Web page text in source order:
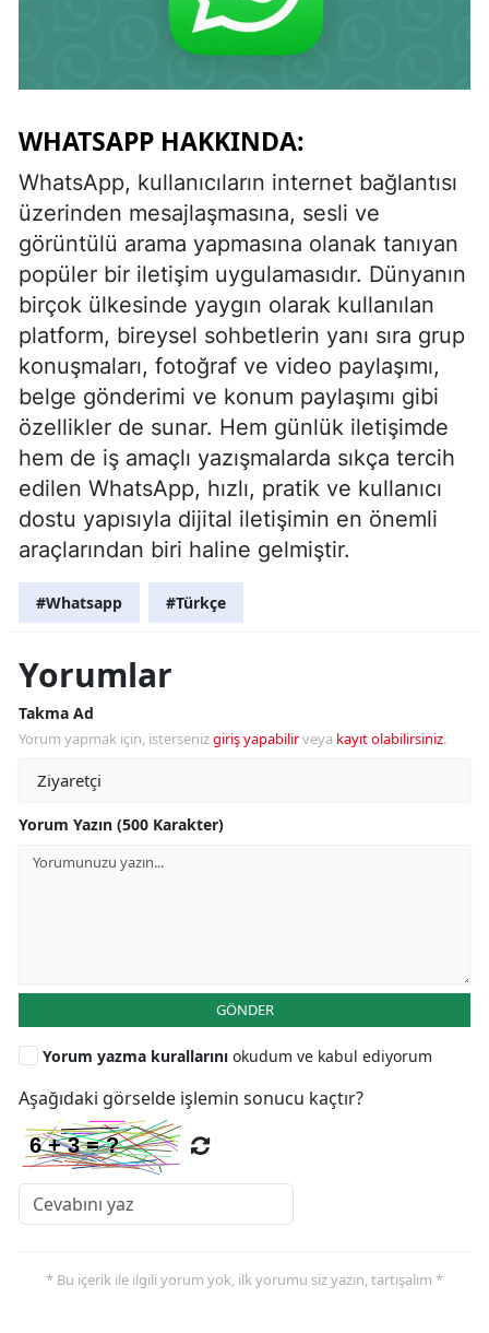
WHATSAPP HAKKINDA:
WhatsApp, kullanıcıların internet bağlantısı
üzerinden mesajlaşmasına, sesli ve
görüntülü arama yapmasına olanak tanıyan
popüler bir iletişim uygulamasıdır. Dünyanın
birçok ülkesinde yaygın olarak kullanılan
platform, bireysel sohbetlerin yanı sıra grup
konuşmaları, fotoğraf ve video paylaşımı,
belge gönderimi ve konum paylaşımı gibi
özellikler de sunar. Hem günlük iletişimde
hem de iş amaçlı yazışmalarda sıkça tercih
edilen WhatsApp, hızlı, pratik ve kullanıcı
dostu yapısıyla dijital iletişimin en önemli
araçlarından biri haline gelmiştir.
#Whatsapp #Türkçe
Yorumlar
Takma Ad
Yorum yapmak için, istersenizgiriş yapabilirveya kayıt olabilirsiniz.
Yorum Yazın (500 Karakter)
GÖNDER
Yorum yazma kurallarını okudum ve kabul ediyorum
Aşağıdaki görselde işlemin sonucu kaçtır?
* Bu içerik ile ilgili yorum yok, ilk yorumu siz yazın, tartışalım *